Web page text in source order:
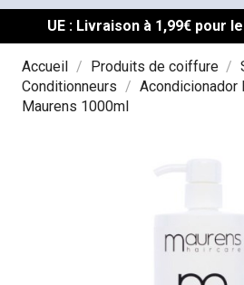
UE : Livraison à 1,99€ pour
Accueil Produits de coiffure
Conditionneurs
Acondicionador
Maurens 1000ml